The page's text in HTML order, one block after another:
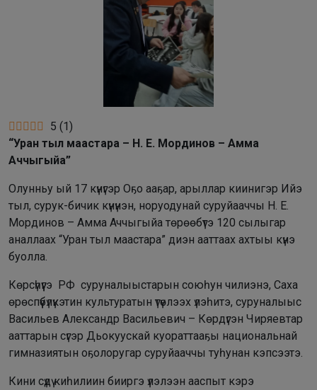
5 (1)
“Уран тыл маастара – Н. Е. Мординов – Амма
Аччыгыйа”
Олунньу ый 17 күнүгэр Оҕо ааҕар, арыллар киинигэр Ийэ
тыл, сурук-бичик күнүнэн, норуодунай суруйааччы Н. Е.
Мординов – Амма Аччыгыйа төрөөбүтэ 120 сылыгар
аналлаах “Уран тыл маастара” диэн ааттаах ахтыы күнэ
буолла.
Көрсүһүүгэ РФ суруналыыстарын союһун чилиэнэ, Саха
өрөспүүбүлүкэтин культуратын үтүөлээх үлэһитэ, суруналыыс
Васильев Александр Васильевич – Көрдүгэн Чиряевтар
ааттарын сүгэр Дьокуускай куораттааҕы национальнай
гимназиятын оҕолоругар суруйааччы туһунан кэпсээтэ.
Кини сүдү киһилиин бииргэ үлэлээн ааспыт кэрэ